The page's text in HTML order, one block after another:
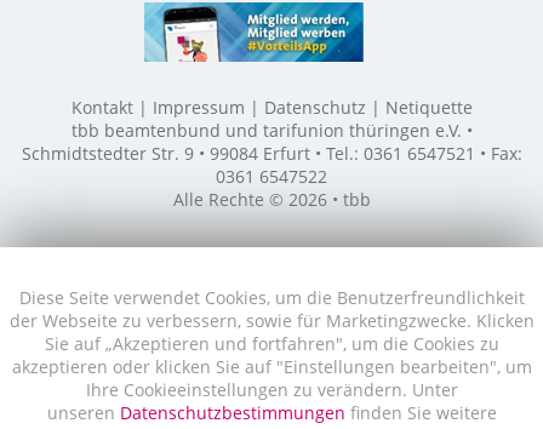
Diese Seite verwendet Cookies, um die Benutzerfreundlichkeit
der Webseite zu verbessern, sowie für Marketingzwecke. Klicken
Sie auf „Akzeptieren und fortfahren", um die Cookies zu
akzeptieren oder klicken Sie auf "Einstellungen bearbeiten", um
Ihre Cookieeinstellungen zu verändern. Unter
unseren Datenschutzbestimmungen finden Sie weitere
Kontakt Impressum Datenschutz
Netiquette
tbb beamtenbund und tarifunion thüringen e.V. •
Schmidtstedter Str. 9 • 99084 Erfurt • Tel.: 0361 6547521 • Fax:
0361 6547522
Alle Rechte © 2026 • tbb